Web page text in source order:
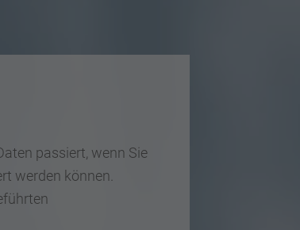
passiert, wenn Sie
werden können.